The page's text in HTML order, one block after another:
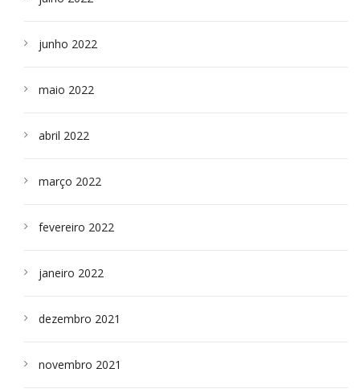
junho 2022
maio 2022
abril 2022
março 2022
fevereiro 2022
janeiro 2022
dezembro 2021
novembro 2021